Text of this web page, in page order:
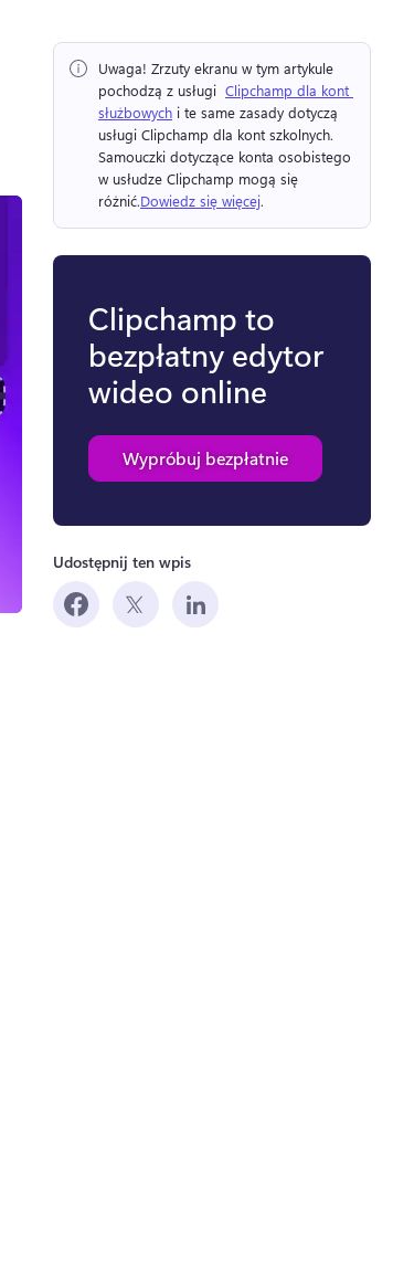
Uwaga! Zrzuty ekranu w tym artykule
pochodzą z usługi ⁠ Clipchamp dla kont
służbowych i te same zasady dotyczą
Samouczki dotyczące konta osobistego
w usłudze Clipchamp mogą się
różnić.Dowiedz się więcej.
Clipchamp to
bezpłatny edytor
wideo online
Wypróbuj bezpłatnie
Udostępnij ten wpis